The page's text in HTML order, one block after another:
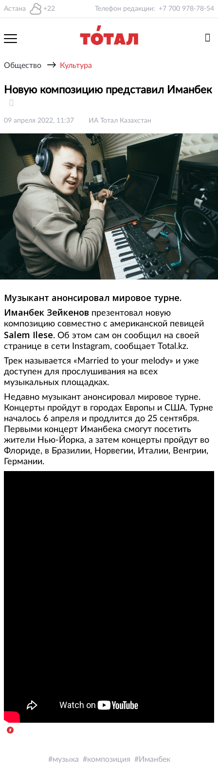
Астана +22 Телефон редакции: +7 700 978-78-54
Общество → Культура
Новую композицию представил Иманбек
09 апреля 2022, 11:37 ИА Тотал Казахстан
Музыкант анонсировал мировое турне.
Иманбек Зейкенов презентовал новую
композицию совместно с американской певицей
Salem Ilese. Об этом сам он сообщил на своей
странице в сети Instagram, сообщает Total.kz.
Трек называется «Married to your melody» и уже
доступен для прослушивания на всех
музыкальных площадках.
Недавно музыкант анонсировал мировое турне.
Концерты пройдут в городах Европы и США. Турне
началось 6 апреля и продлится до 25 сентября.
Первыми концерт Иманбека смогут посетить
жители Нью-Йорка, а затем концерты пройдут во
Флориде, в Бразилии, Норвегии, Италии, Венгрии,
Германии.
музыка композиция Иманбек